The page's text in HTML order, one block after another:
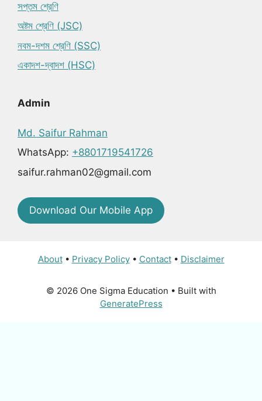
সপ্তম শ্রেণি
অষ্টম শ্রেণি (JSC)
নবম-দশম শ্রেণি (SSC)
একাদশ-দ্বাদশ (HSC)
Admin
Md. Saifur Rahman
WhatsApp: +8801719541726
saifur.rahman02@gmail.com
Download Our Mobile App
About• Privacy Policy• Contact• Disclaimer
© 2026 One Sigma Education • Built with
GeneratePress